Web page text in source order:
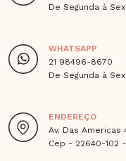
De Segunda à
WHATSAPP
21 98496-8670
De Segunda à
ENDEREÇO
Av. Das Americas
Cep - 22640-102